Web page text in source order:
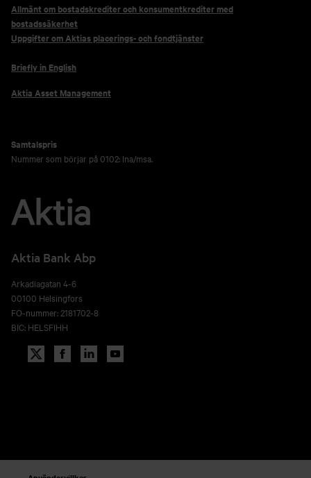
Allmänt om bostadskrediter och konsumentkrediter med
bostadssäkerhet
Uppgifter om Aktias placerings- och fondtjänster
Briefly in English
Aktia Asset Management
Samtalspris
Nummer som börjar på 0102: lna/msa.
Aktia Bank Abp
Arkadiagatan 4-6
00100 Helsingfors
FO-nummer: 2181702-8
BIC: HELSFIHH